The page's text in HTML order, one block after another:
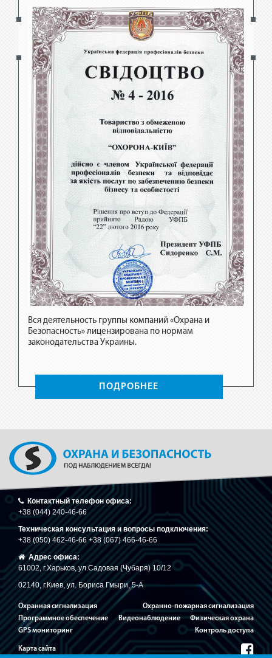
Вся деятельность группы компаний «Охрана и
Безопасность» лицензирована по нормам
законодательства Украины.
ПОДРОБНЕЕ
Контактный телефон офиса:
+38 (044) 240-46-66
Техническая консультация и вопросы подключения:
+38 (050) 462-46-66 +38 (067) 466-46-66
Адрес офиса:
61002, г.Харьков, ул.Садовая (Чубаря) 10/12
02140, г.Киев, ул. Бориса Гмыри, 5-A
Охранная сигнализация
Охранно-пожарная сигнализация
Программное обеспечение
Видеонаблюдение
Физическая охрана
GPS мониторинг
Контроль доступа
Карта сайта